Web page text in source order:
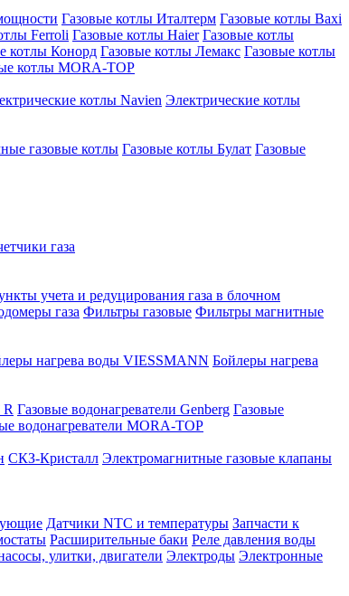
Газовые котлы Италтерм Газовые котлы Baxi
Ferroli Газовые котлы Haier Газовые котлы
котлы Конорд Газовые котлы Лемакс Газовые котлы
котлы MORA-TOP
котлы Navien Электрические котлы
газовые котлы Газовые котлы Булат Газовые
газа
учета и редуцирования газа в блочном
газа Фильтры газовые Фильтры магнитные
нагрева воды VIESSMANN Бойлеры нагрева
R Газовые водонагреватели Genberg Газовые
водонагреватели MORA-TOP
СКЗ-Кристалл Электромагнитные газовые клапаны
Датчики NTC и температуры Запчасти к
Расширительные баки Реле давления воды
улитки, двигатели Электроды Электронные